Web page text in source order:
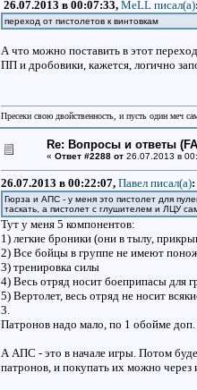
26.07.2013 в 00:07:33, MeLL писал(a)
переход от пистолетов к винтовкам
А что можно поставить в этот
ПП и дробовики, кажется, логично
Пресеки свою двойственность, и пусть один меч
Re: Вопросы и ответы
« Ответ #2288 от26.07.2013 в
26.07.2013 в 00:22:07, Павел писал(a):
Гюрза и АПС - у меня это пистолет для
таскать, а пистолет с глушителем и ЛЦУ
Тут у меня 5 компонентов:
1) легкие броники (они в тылу,
2) Все бойцы в группе не имеют
3) тренировка силы
4) Весь отряд носит боеприпасы для
5) Вертолет, весь отряд не носит
3.
Патронов надо мало, по 1 обойме доп.
А АПС - это в начале игры. Потом
патронов, и покупать их можно через